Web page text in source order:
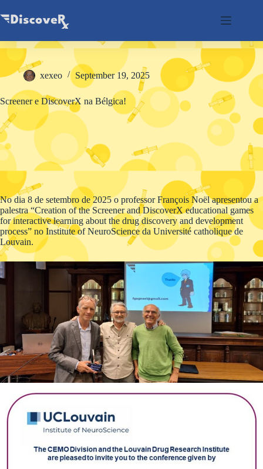
to
content
xexeo September 19, 2025
Screener e DiscoverX na Bélgica!
No dia 8 de setembro de 2025 o professor François Noël apresentou a
palestra “Creation of the Screener and DiscoverX educational games
for interactive learning about the drug discovery and development
process” no Institute of NeuroScience da Université catholique de
Louvain.